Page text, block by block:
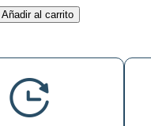
Añadir al carrito